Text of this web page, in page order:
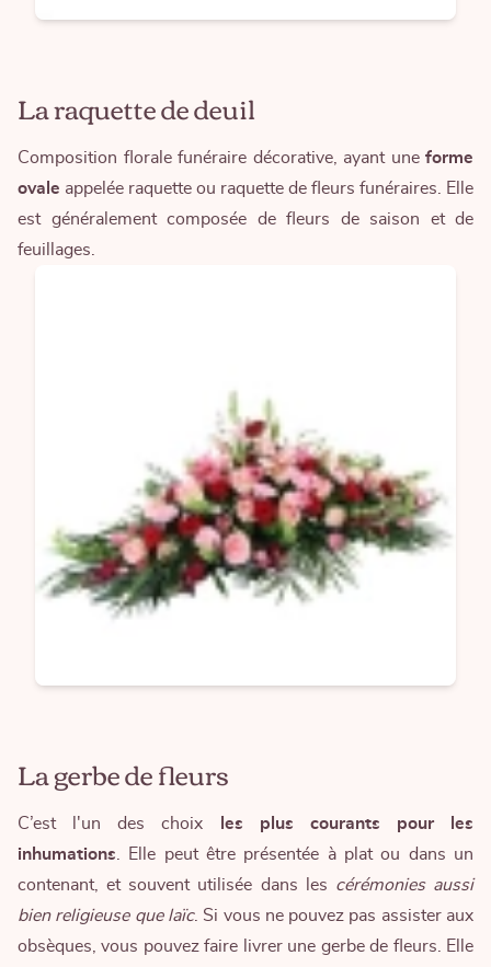
La raquette de deuil
Composition florale funéraire décorative, ayant une forme
ovale appelée raquette ou raquette de fleurs funéraires . Elle
est généralement composée de fleurs de saison et de
feuillages.
La gerbe de fleurs
C’est l'un des choix
les plus courants pour les
inhumations . Elle peut être présentée à plat ou dans un
contenant, et souvent utilisée dans les cérémonies aussi
bien religieuse que laïc. Si vous ne pouvez pas assister aux
obsèques, vous pouvezfaire livrer une gerbe de fleurs . Elle